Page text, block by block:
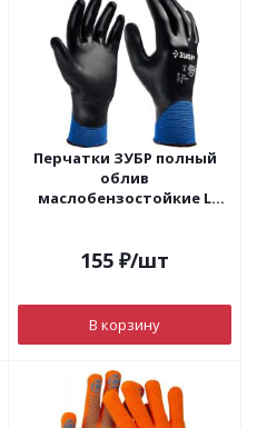
Перчатки ЗУБР полный
облив
маслобензостойкие L
155 ₽/шт
В корзину